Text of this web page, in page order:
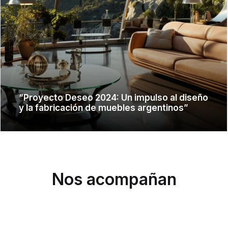
“Proyecto Deseo 2024: Un impulso al diseño
y la fabricación de muebles argentinos”
Nos acompañan